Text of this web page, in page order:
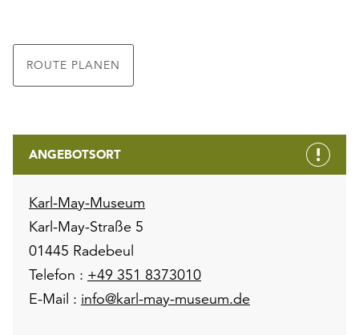
ROUTE PLANEN
ANGEBOTSORT
Karl-May-Museum
Karl-May-Straße 5
01445 Radebeul
Telefon : +49 351 8373010
E-Mail : info@karl-may-museum.de